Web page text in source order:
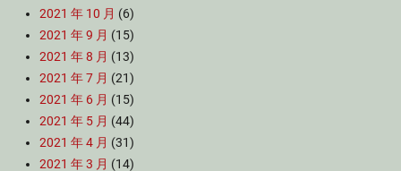
2021 年 10 月 (6)
2021 年 9 月 (15)
2021 年 8 月 (13)
2021 年 7 月 (21)
2021 年 6 月 (15)
2021 年 5 月 (44)
2021 年 4 月 (31)
2021 年 3 月 (14)